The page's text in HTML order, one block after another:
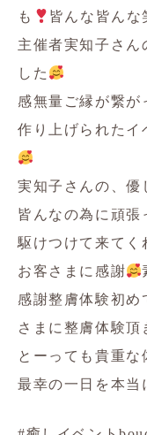
も
皆んな皆んな
主催者実知子さん
した
感無量ご縁が繋が
作り上げられたイ
実知子さんの、優
皆んなの為に頑張
駆けつけて来てく
お客さまに感謝
感謝整膚体験初め
さまに整膚体験頂
とーっても貴重な
最幸の一日を本当